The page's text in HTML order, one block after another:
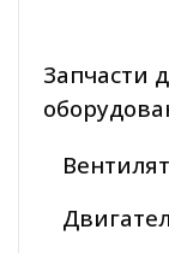
Запчасти